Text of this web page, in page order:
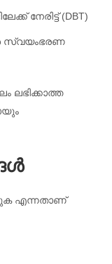
നേരിട്ട് (DBT)
സ്വയംഭരണ
ലഭിക്കാത്ത
എന്നതാണ്